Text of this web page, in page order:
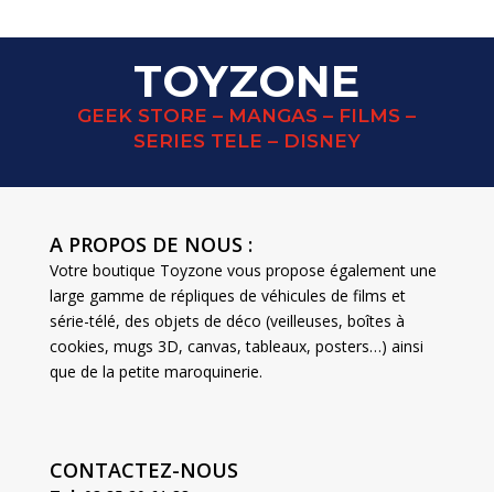
TOYZONE
GEEK STORE – MANGAS – FILMS –
SERIES TELE – DISNEY
A PROPOS DE NOUS :
Votre boutique Toyzone vous propose également une
large gamme de répliques de véhicules de films et
série-télé, des objets de déco (veilleuses, boîtes à
cookies, mugs 3D, canvas, tableaux, posters…) ainsi
que de la petite maroquinerie.
CONTACTEZ-NOUS